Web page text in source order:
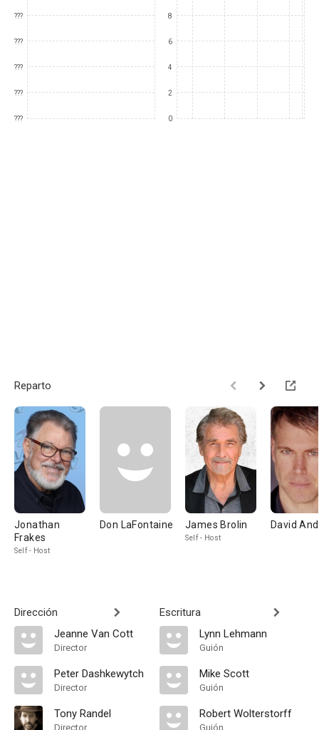
???
???
???
???
???
8
6
4
2
0
Reparto
Jonathan
Frakes
Self - Host
Don LaFontaine James Brolin
Self - Host
David
Dirección
Jeanne Van Cott
Director
Peter Dashkewytch
Director
Tony Randel
Director
Escritura
Lynn Lehmann
Guión
Mike Scott
Guión
Robert Wolterstorff
Guión